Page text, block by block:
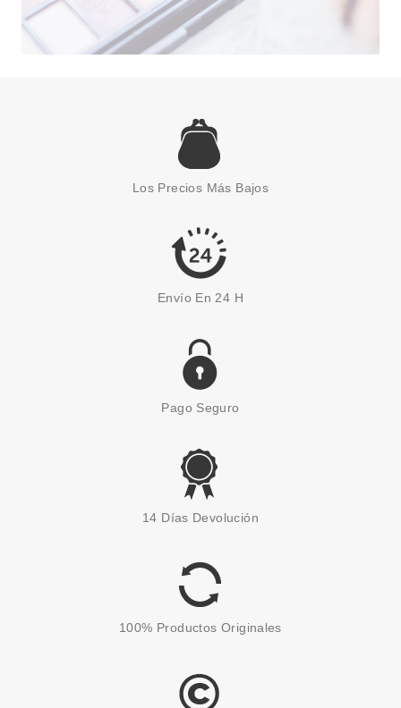
Los Precios Más Bajos
Envío En 24 H
Pago Seguro
14 Días Devolución
100% Productos Originales